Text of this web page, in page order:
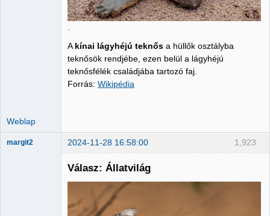
Akínai lágyhéjú teknős a hüllők osztályba
teknősök rendjébe, ezen belül a lágyhéjú
teknősfélék családjába tartozó faj.
Forrás: Wikipédia
Weblap
1,923
margit2 2024-11-28 16:58:00
Válasz: Állatvilág